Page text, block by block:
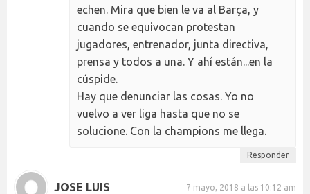
echen. Mira que bien le va al Barça, y
cuando se equivocan protestan
jugadores, entrenador, junta directiva,
prensa y todos a una. Y ahí están...en la
cúspide.
Hay que denunciar las cosas. Yo no
vuelvo a ver liga hasta que no se
solucione. Con la champions me llega.
Responder
JOSE LUIS 7 mayo, 2018 a las 10:12 am